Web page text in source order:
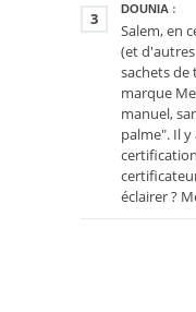
3 DOUNIA :
Salem, en
(et
sachets de
marque
manuel,
palme". Il
éclairer ?